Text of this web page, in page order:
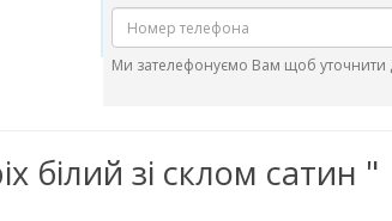
Ми зателефонуємо Вам щоб уточнити
білий зі склом сатин "